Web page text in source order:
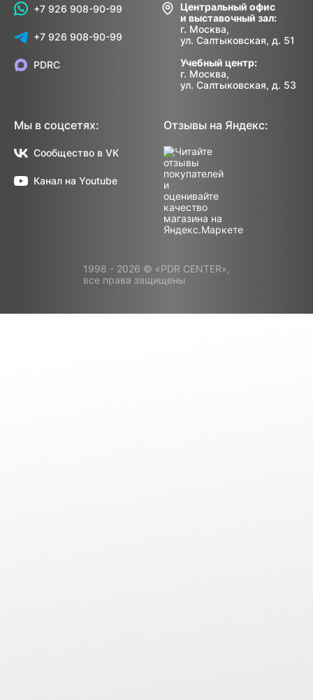
+7 926 908-90-99
+7 926 908-90-99
Центральный офис
и выставочный зал:
г. Москва,
ул. Салтыковская, д. 51
Учебный центр:
г. Москва,
ул. Салтыковская, д. 53
PDRC
Мы в соцсетях:
Сообщество в VK
Канал на Youtube
Отзывы на Яндекс:
1998 - 2026 © «PDR CENTER»,
все права защищены